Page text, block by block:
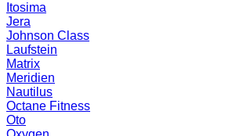
Itosima
Jera
Johnson Class
Laufstein
Matrix
Meridien
Nautilus
Octane Fitness
Oto